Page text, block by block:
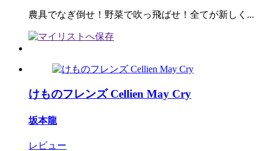
農具でなぎ倒せ！野菜で吹っ飛ばせ！全てが新しく...
けものフレンズ Cellien May Cry
坂本龍
レビュー